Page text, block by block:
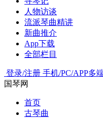
人物访谈
流派琴曲精讲
新曲推介
App下载
全部栏目
登录/注册 手机/PC/APP多
国琴网
首页
古琴曲